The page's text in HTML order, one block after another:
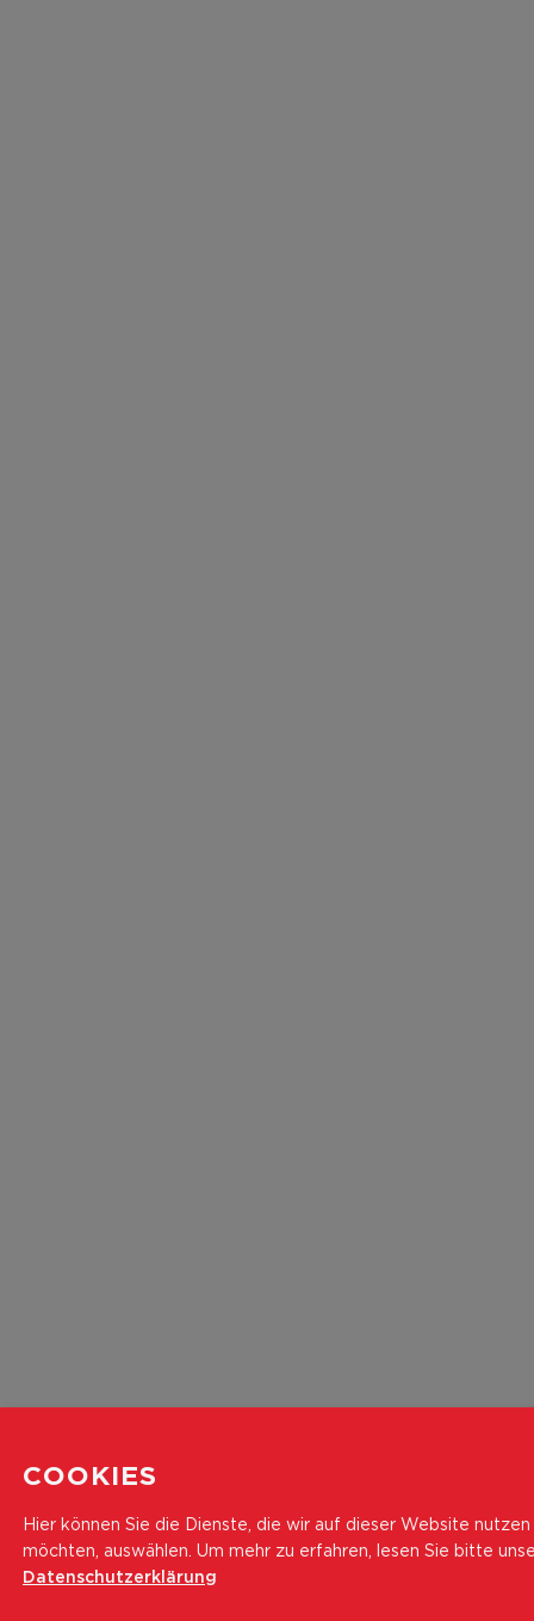
COOKIES
Hier können Sie die Dienste, die wir auf dieser Website nutzen
möchten, auswählen. Um mehr zu erfahren, lesen Sie bitte
Datenschutzerklärung